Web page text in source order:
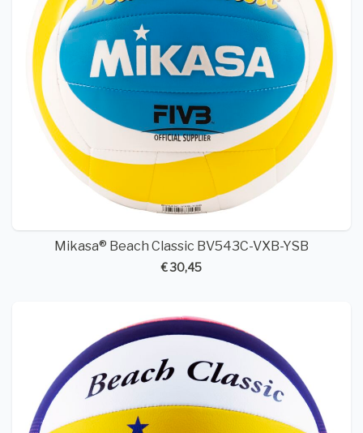
Mikasa® Beach Classic BV543C-VXB-YSB
€ 30,45